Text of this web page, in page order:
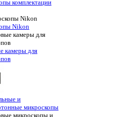
комплектации
Nikon
камеры для
и
микроскопы